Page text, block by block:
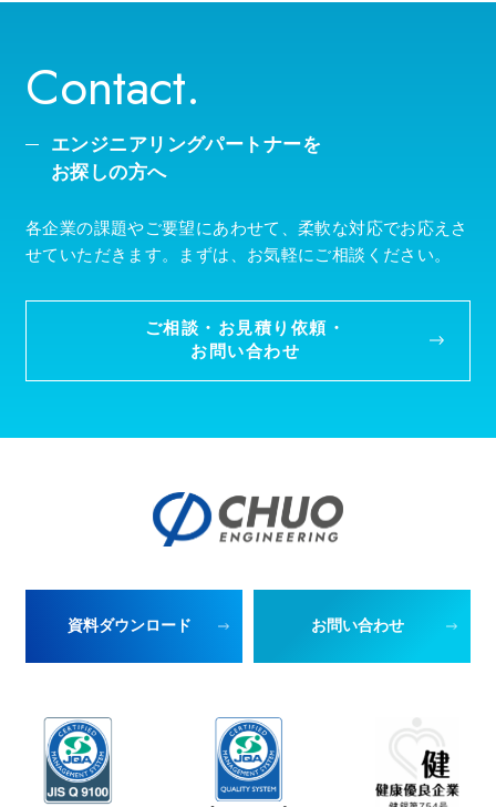
Contact.
エンジニアリングパートナーを
お探しの方へ
各企業の課題やご要望にあわせて、柔軟な対応でお応えさ
せていただきます。まずは、お気軽にご相談ください。
ご相談・お見積り依頼・
お問い合わせ
資料ダウンロード お問い合わせ